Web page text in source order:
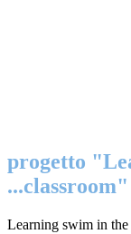
progetto
...classroom"
Learning swim in